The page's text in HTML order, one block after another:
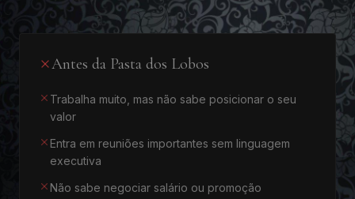
Antes da Pasta dos Lobos
Trabalha muito, mas não sabe posicionar o seu
valor
Entra em reuniões importantes sem linguagem
executiva
Não sabe negociar salário ou promoção